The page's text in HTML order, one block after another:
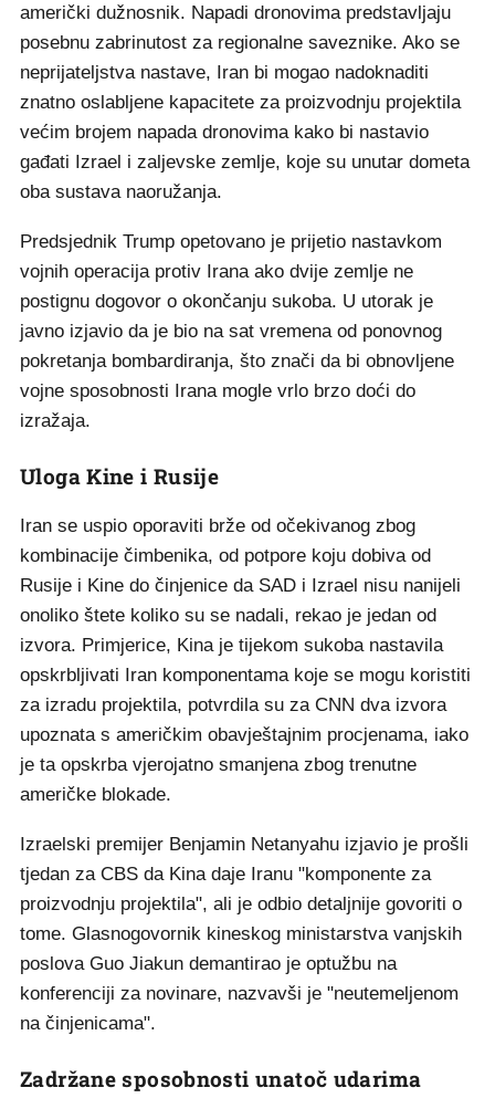
američki dužnosnik. Napadi dronovima predstavljaju
posebnu zabrinutost za regionalne saveznike. Ako se
neprijateljstva nastave, Iran bi mogao nadoknaditi
znatno oslabljene kapacitete za proizvodnju projektila
većim brojem napada dronovima kako bi nastavio
gađati Izrael i zaljevske zemlje, koje su unutar dometa
oba sustava naoružanja.
Predsjednik Trump opetovano je prijetio nastavkom
vojnih operacija protiv Irana ako dvije zemlje ne
postignu dogovor o okončanju sukoba. U utorak je
javno izjavio da je bio na sat vremena od ponovnog
pokretanja bombardiranja, što znači da bi obnovljene
vojne sposobnosti Irana mogle vrlo brzo doći do
izražaja.
Uloga Kine i Rusije
Iran se uspio oporaviti brže od očekivanog zbog
kombinacije čimbenika, od potpore koju dobiva od
Rusije i Kine do činjenice da SAD i Izrael nisu nanijeli
onoliko štete koliko su se nadali, rekao je jedan od
izvora. Primjerice, Kina je tijekom sukoba nastavila
opskrbljivati Iran komponentama koje se mogu koristiti
za izradu projektila, potvrdila su za CNN dva izvora
upoznata s američkim obavještajnim procjenama, iako
je ta opskrba vjerojatno smanjena zbog trenutne
američke blokade.
Izraelski premijer Benjamin Netanyahu izjavio je prošli
tjedan za CBS da Kina daje Iranu "komponente za
proizvodnju projektila", ali je odbio detaljnije govoriti o
tome. Glasnogovornik kineskog ministarstva vanjskih
poslova Guo Jiakun demantirao je optužbu na
konferenciji za novinare, nazvavši je "neutemeljenom
na činjenicama".
Zadržane sposobnosti unatoč udarima